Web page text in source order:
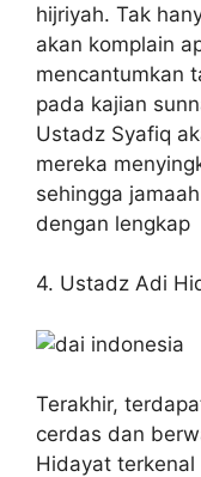
hijriyah. Tak
akan komplain
mencantumkan
pada kajian
Ustadz Syafiq
mereka
sehingga
dengan lengkap
4. Ustadz Adi
Terakhir,
cerdas dan
Hidayat